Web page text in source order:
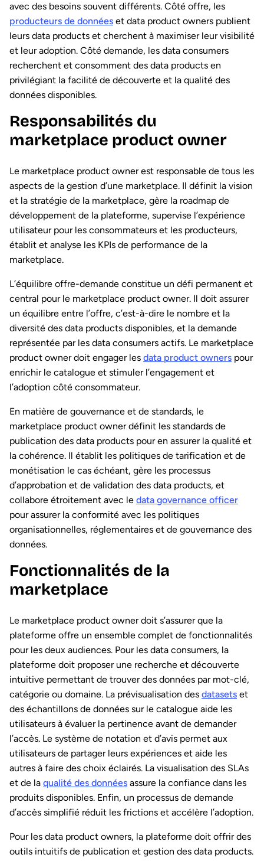
avec des besoins souvent différents. Côté offre, les
producteurs de données et data product owners publient
leurs data products et cherchent à maximiser leur visibilité
et leur adoption. Côté demande, les data consumers
recherchent et consomment des data products en
privilégiant la facilité de découverte et la qualité des
données disponibles.
Responsabilités du
marketplace product owner
Le marketplace product owner est responsable de tous les
aspects de la gestion d’une marketplace. Il définit la vision
et la stratégie de la marketplace, gère la roadmap de
développement de la plateforme, supervise l’expérience
utilisateur pour les consommateurs et les producteurs,
établit et analyse les KPIs de performance de la
marketplace.
L’équilibre offre-demande constitue un défi permanent et
central pour le marketplace product owner. Il doit assurer
un équilibre entre l’offre, c’est-à-dire le nombre et la
diversité des data products disponibles, et la demande
représentée par les data consumers actifs. Le marketplace
product owner doit engager les data product owners pour
enrichir le catalogue et stimuler l’engagement et
l’adoption côté consommateur.
En matière de gouvernance et de standards, le
marketplace product owner définit les standards de
publication des data products pour en assurer la qualité et
la cohérence. Il établit les politiques de tarification et de
monétisation le cas échéant, gère les processus
d’approbation et de validation des data products, et
collabore étroitement avec le data governance officer
pour assurer la conformité avec les politiques
organisationnelles, réglementaires et de gouvernance des
données.
Fonctionnalités de la
marketplace
Le marketplace product owner doit s’assurer que la
plateforme offre un ensemble complet de fonctionnalités
pour les deux audiences. Pour les data consumers, la
plateforme doit proposer une recherche et découverte
intuitive permettant de trouver des données par mot-clé,
catégorie ou domaine. La prévisualisation des datasets et
des échantillons de données sur le catalogue aide les
utilisateurs à évaluer la pertinence avant de demander
l’accès. Le système de notation et d’avis permet aux
utilisateurs de partager leurs expériences et aide les
autres à faire des choix éclairés. La visualisation des SLAs
et de la qualité des données assure la confiance dans les
produits disponibles. Enfin, un processus de demande
d’accès simplifié réduit les frictions et accélère l’adoption.
Pour les data product owners, la plateforme doit offrir des
outils intuitifs de publication et gestion des data products.